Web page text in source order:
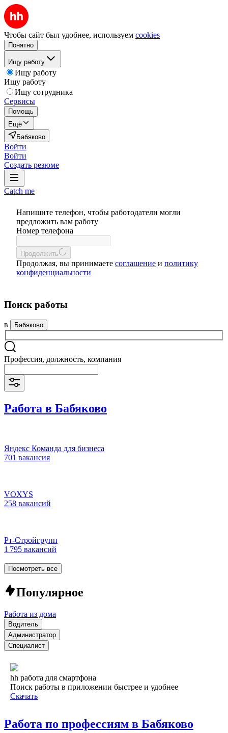
Чтобы сайт был удобнее, используем cookies
Понятно
Ищу работу
Ищу работу
Ищу работу
Ищу сотрудника
Сервисы
Помощь
Ещё
Бабяково
Войти
Войти
Создать резюме
Catch me
Напишите телефон, чтобы работодатели могли
предложить вам работу
Номер телефона
Продолжить
Продолжая, вы принимаете соглашение и политику
конфиденциальности
Поиск работы
в Бабяково
Профессия, должность, компания
Работа в Бабяково
Яндекс Команда для бизнеса
701 вакансия
VOXYS
258 вакансий
Рт-Стройгрупп
1 795 вакансий
Посмотреть все
Популярное
Работа из дома
Водитель
Администратор
Специалист
hh работа для смартфона
Поиск работы в приложении быстрее и удобнее
Скачать
Работа по профессиям в Бабяково